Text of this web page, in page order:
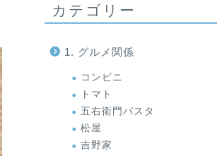
カテゴリー
1. グルメ関係
コンビニ
トマト
五右衛門パスタ
松屋
吉野家